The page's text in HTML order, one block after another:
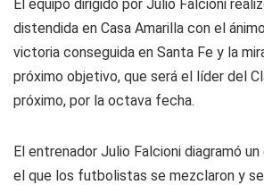
El equipo dirigido por Julio Falcioni
distendida en Casa Amarilla con el
victoria conseguida en Santa Fe y la
próximo objetivo, que será el líder del
próximo, por la octava fecha.
El entrenador Julio Falcioni diagramó
el que los futbolistas se mezclaron y